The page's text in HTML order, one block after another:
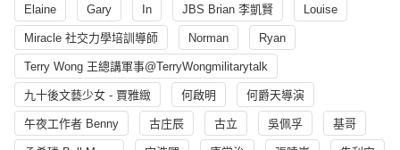
Elaine Gary In JBS Brian 李凱賢 Louise
Miracle 社交力學培訓導師 Norman Ryan
Terry Wong 王總講軍事@TerryWongmilitarytalk
九十後文藝少女 - 賈雅緻 何啟明 何爵天導演
午夜工作者 Benny 古庄辰 古立 吳佩孚 基哥